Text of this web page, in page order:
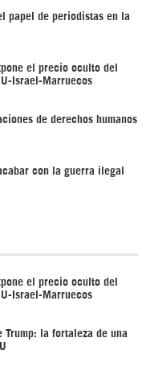
papel de periodistas en la
el precio oculto del
Israel-Marruecos
de derechos humanos
con la guerra ilegal
el precio oculto del
Israel-Marruecos
Trump: la fortaleza de una